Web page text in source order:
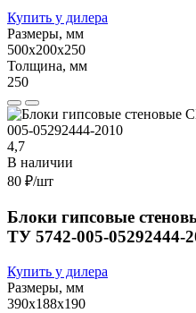
Купить у дилера
Размеры, мм
500х200х250
Толщина, мм
250
4,7
В наличии
80 ₽/шт
Блоки гипсовые
ТУ 5742-005-05292444-
Купить у дилера
Размеры, мм
390х188х190